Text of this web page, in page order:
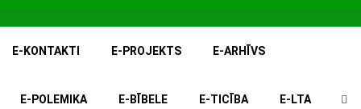
E-KONTAKTI E-PROJEKTS E-ARHĪVS
E-POLEMIKA E-BĪBELE E-TICĪBA E-LTA